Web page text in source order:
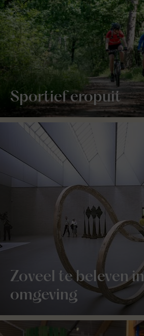
Sportief eropuit
Zoveel te beleven
omgeving